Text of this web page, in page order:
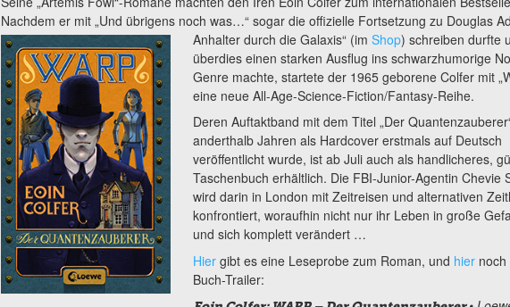
Nachdem er mit „Und übrigens noch was…“ sogar die offizielle Fortsetzung zu Douglas
Anhalter durch die Galaxis“ (imShop) schreiben durfte
überdies einen starken Ausflug ins schwarzhumorige
Genre machte, startete der 1965 geborene Colfer mit
eine neue All-Age-Science-Fiction/Fantasy-Reihe.
Deren Auftaktband mit dem Titel „Der
anderthalb Jahren als Hardcover erstmals auf Deutsch
veröffentlicht wurde, ist ab Juli auch als handlicheres,
Taschenbuch erhältlich. Die FBI-Junior-Agentin Chevie
wird darin in London mit Zeitreisen und alternativen
konfrontiert, woraufhin nicht nur ihr Leben in große
und sich komplett verändert …
Hier gibt es eine Leseprobe zum Roman, und hier noch
Buch-Trailer: